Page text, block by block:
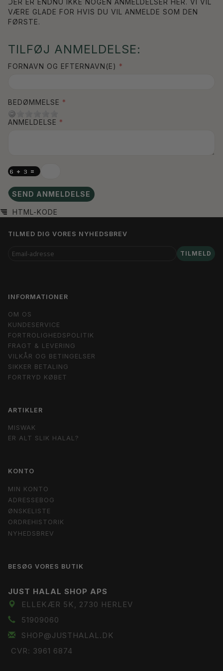
DER ER ENDNU IKKE NOGEN ANMELDELSER HER. VI VIL
VÆRE GLADE FOR HVIS DU VIL ANMELDE SOM DEN
FØRSTE.
TILFØJ ANMELDELSE:
FORNAVN OG EFTERNAVN(E)
BEDØMMELSE
ANMELDELSE
SEND ANMELDELSE
HTML-KODE
TILMED DIG VORES NYHEDSBREV
EMAIL-
ADRESSE
TILMELD
INFORMATIONER
OM OS
KUNDESERVICE
FORTROLIGHEDSPOLITIK
FRAGT & LEVERING
VILKÅR OG BETINGELSER
SIKKER BETALING
FORTRYD KØBET
ARTIKLER
MISWAK
ER ALT SLIK HALAL?
KONTO
MIN KONTO
ADRESSEBOG
ØNSKELISTE
ORDREHISTORIK
NYHEDSBREV
BESØG VORES BUTIK
JUST HALAL SHOP APS
ELLEKÆR 5K, 2730 HERLEV
51909060
SHOP@JUSTHALAL.DK
CVR: 3961 6874